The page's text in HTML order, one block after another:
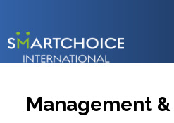
Management